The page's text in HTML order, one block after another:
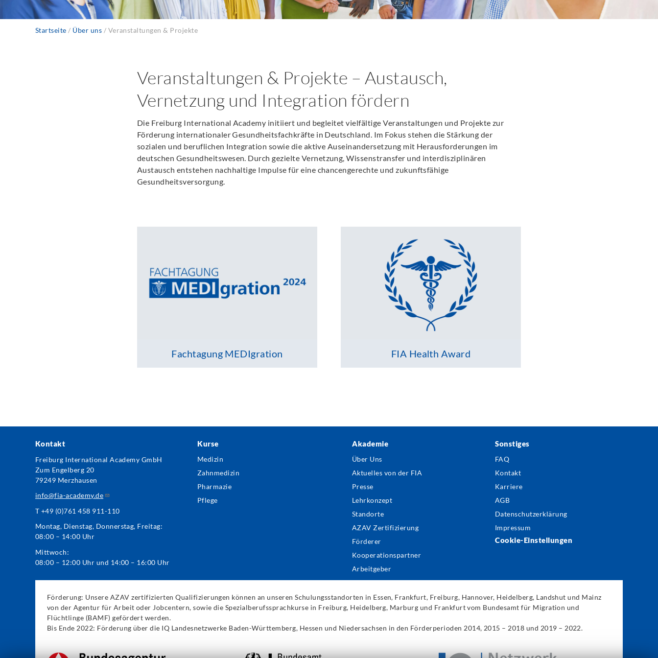
Pfadnavigation
Startseite Über uns Veranstaltungen & Projekte
Veranstaltungen & Projekte – Austausch,
Vernetzung und Integration fördern
Die Freiburg International Academy initiiert und begleitet vielfältige Veranstaltungen und Projekte zur
Förderung internationaler Gesundheitsfachkräfte in Deutschland. Im Fokus stehen die Stärkung der
sozialen und beruflichen Integration sowie die aktive Auseinandersetzung mit Herausforderungen im
deutschen Gesundheitswesen. Durch gezielte Vernetzung, Wissenstransfer und interdisziplinären
Austausch entstehen nachhaltige Impulse für eine chancengerechte und zukunftsfähige
Gesundheitsversorgung.
Fachtagung MEDIgration FIA Health Award
Kontakt
Freiburg International Academy GmbH
Zum Engelberg 20
79249 Merzhausen
info@fia-academy.de
T +49 (0)761 458 911-110
Montag, Dienstag, Donnerstag, Freitag:
08:00 – 14:00 Uhr
Mittwoch:
08:00 – 12:00 Uhr und 14:00 – 16:00 Uhr
Footer
Menu
Kurse
Medizin
Zahnmedizin
Pharmazie
Pflege
Akademie
Über Uns
Aktuelles von der FIA
Presse
Lehrkonzept
Standorte
AZAV Zertifizierung
Förderer
Kooperationspartner
Arbeitgeber
Sonstiges
FAQ
Kontakt
Karriere
AGB
Datenschutzerklärung
Impressum
Cookie-Einstellungen
Förderung: Unsere AZAV zertifizierten Qualifizierungen können an unseren Schulungsstandorten in Essen, Frankfurt, Freiburg, Hannover, Heidelberg, Landshut und Mainz
von der Agentur für Arbeit oder Jobcentern, sowie die Spezialberufssprachkurse in Freiburg, Heidelberg, Marburg und Frankfurt vom Bundesamt für Migration und
Flüchtlinge (BAMF) gefördert werden.
Bis Ende 2022: Förderung über die IQ Landesnetzwerke Baden-Württemberg, Hessen und Niedersachsen in den Förderperioden 2014, 2015 – 2018 und 2019 – 2022.